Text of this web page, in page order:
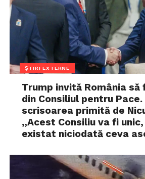
ȘTIRI EXTERNE
Trump invită România
din Consiliul pentru Pace.
scrisoarea primită de
„Acest Consiliu va fi
existat niciodată ceva